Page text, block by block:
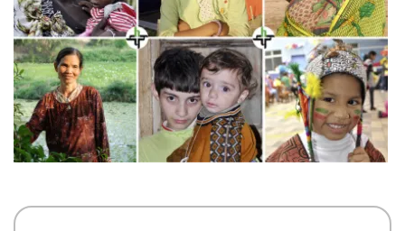
helfen
Online-